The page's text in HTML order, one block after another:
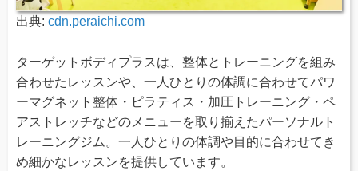
出典: cdn.peraichi.com
ターゲットボディプラスは、整体とトレーニングを組み
合わせたレッスンや、一人ひとりの体調に合わせてパワ
ーマグネット整体・ピラティス・加圧トレーニング・ペ
アストレッチなどのメニューを取り揃えたパーソナルト
レーニングジム。一人ひとりの体調や目的に合わせてき
め細かなレッスンを提供しています。